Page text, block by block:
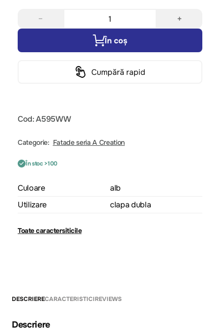
− +
În coș
Cumpără rapid
Cod: A595WW
Categorie: Fatade seria A Creation
În stoc >100
Culoare
alb
Utilizare
clapa dubla
Toate caractersiticile
DESCRIERECARACTERISTICIREVIEWS
Descriere